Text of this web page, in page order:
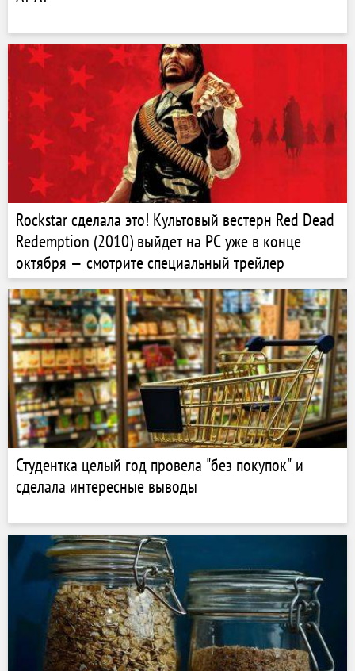
Rockstar сделала это! Культовый вестерн Red Dead
Redemption (2010) выйдет на PC уже в конце
октября — смотрите специальный трейлер
Студентка целый год провела "без покупок" и
сделала интересные выводы